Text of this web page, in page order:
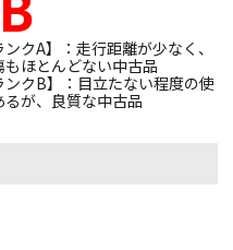
ンクA】：走行距離が少なく、
もほとんどない中古品
ンクB】：目立たない程度の使
るが、良質な中古品